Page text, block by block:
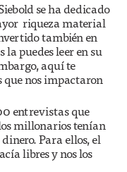
se ha dedicado
riqueza material
también en
la puedes leer en su
aquí te
que nos impactaron
entrevistas que
millonarios tenían
Para ellos, el
libres y nos los